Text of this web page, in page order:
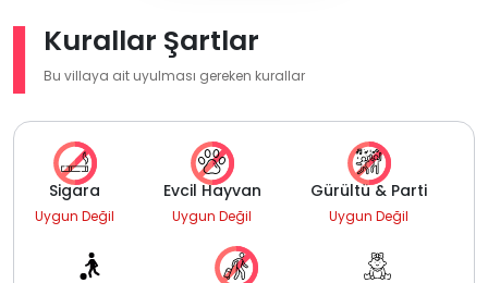
Kurallar Şartlar
Bu villaya ait uyulması gereken kurallar
Sigara
Uygun Değil
Evcil Hayvan
Uygun Değil
Gürültü & Parti
Uygun Değil